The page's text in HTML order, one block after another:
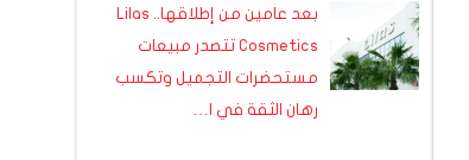
بعد عامين من إطلاقها.. Lilas
Cosmetics تتصدر مبيعات
مستحضرات التجميل وتكسب
رهان الثقة في ا…